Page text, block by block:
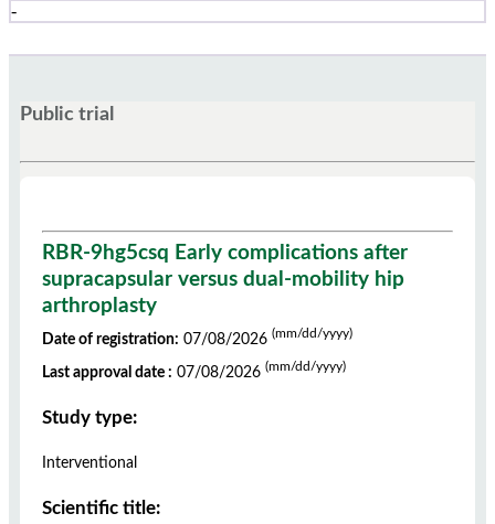
-
Public trial
RBR-9hg5csq Early complications after
supracapsular versus dual-mobility hip
arthroplasty
Date of registration: 07/08/2026 (mm/dd/yyyy)
Last approval date : 07/08/2026 (mm/dd/yyyy)
Study type:
Interventional
Scientific title: